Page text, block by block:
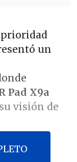
un
Pad X9a
visión de